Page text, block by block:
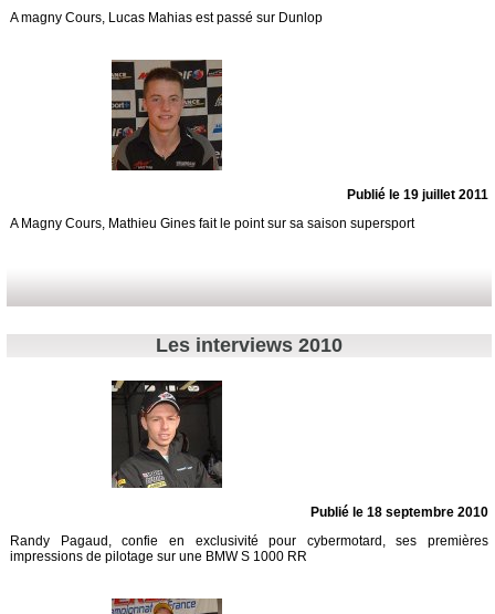
A magny Cours, Lucas Mahias est passé sur Dunlop
Publié le 19 juillet 2011
A Magny Cours, Mathieu Gines fait le point sur sa saison supersport
Les interviews 2010
Publié le 18 septembre 2010
Randy Pagaud, confie en exclusivité pour cybermotard, ses premières
impressions de pilotage sur une BMW S 1000 RR